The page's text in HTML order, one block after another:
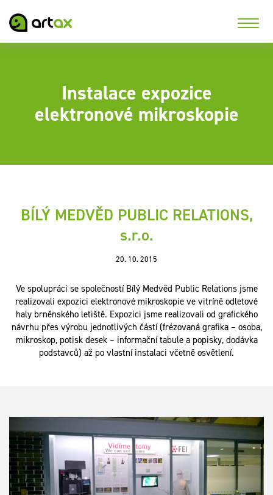
Instalace expozice
elektronové mikroskopie
BÍLÝ MEDVĚD PUBLIC RELATIONS,
s.r.o.
20. 10. 2015
Ve spolupráci se společností Bílý Medvěd Public Relations jsme
realizovali expozici elektronové mikroskopie ve vitríně odletové
haly brněnského letiště. Expozici jsme realizovali od grafického
návrhu přes výrobu jednotlivých částí (frézovaná grafika – osoba,
mikroskop, potisk desek – informační tabule a popisky, dodávka
podstavců) až po vlastní instalaci včetně osvětlení.